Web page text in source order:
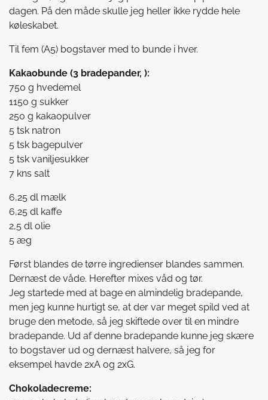
dagen. På den måde skulle jeg heller ikke rydde hele
køleskabet.
Til fem (A5) bogstaver med to bunde i hver.
Kakaobunde (3 bradepander, ):
750 g hvedemel
1150 g sukker
250 g kakaopulver
5 tsk natron
5 tsk bagepulver
5 tsk vaniljesukker
7 kns salt
6,25 dl mælk
6,25 dl kaffe
2,5 dl olie
5 æg
Først blandes de tørre ingredienser blandes sammen.
Dernæst de våde. Herefter mixes våd og tør.
Jeg startede med at bage en almindelig bradepande,
men jeg kunne hurtigt se, at der var meget spild ved at
bruge den metode, så jeg skiftede over til en mindre
bradepande. Ud af denne bradepande kunne jeg skære
to bogstaver ud og dernæst halvere, så jeg for
eksempel havde 2xA og 2xG.
Chokoladecreme: